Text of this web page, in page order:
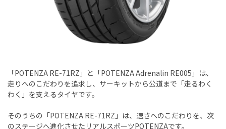
「POTENZA RE-71RZ」と「POTENZA Adrenalin RE005」は、
走りへのこだわりを追求し、サーキットから公道まで「走るわく
わく」を支えるタイヤです。
そのうちの「POTENZA RE-71RZ」は、速さへのこだわりを、次
のステージへ進化させたリアルスポーツPOTENZAです。